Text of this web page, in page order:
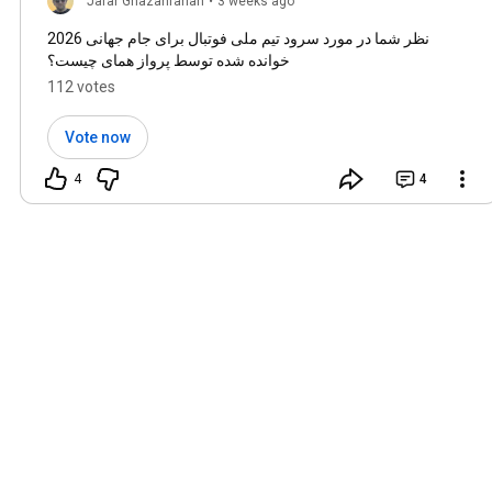
نظر شما در مورد سرود تیم ملی فوتبال برای جام جهانی 2026
خوانده شده توسط پرواز همای چیست؟
112 votes
Vote now
4 4